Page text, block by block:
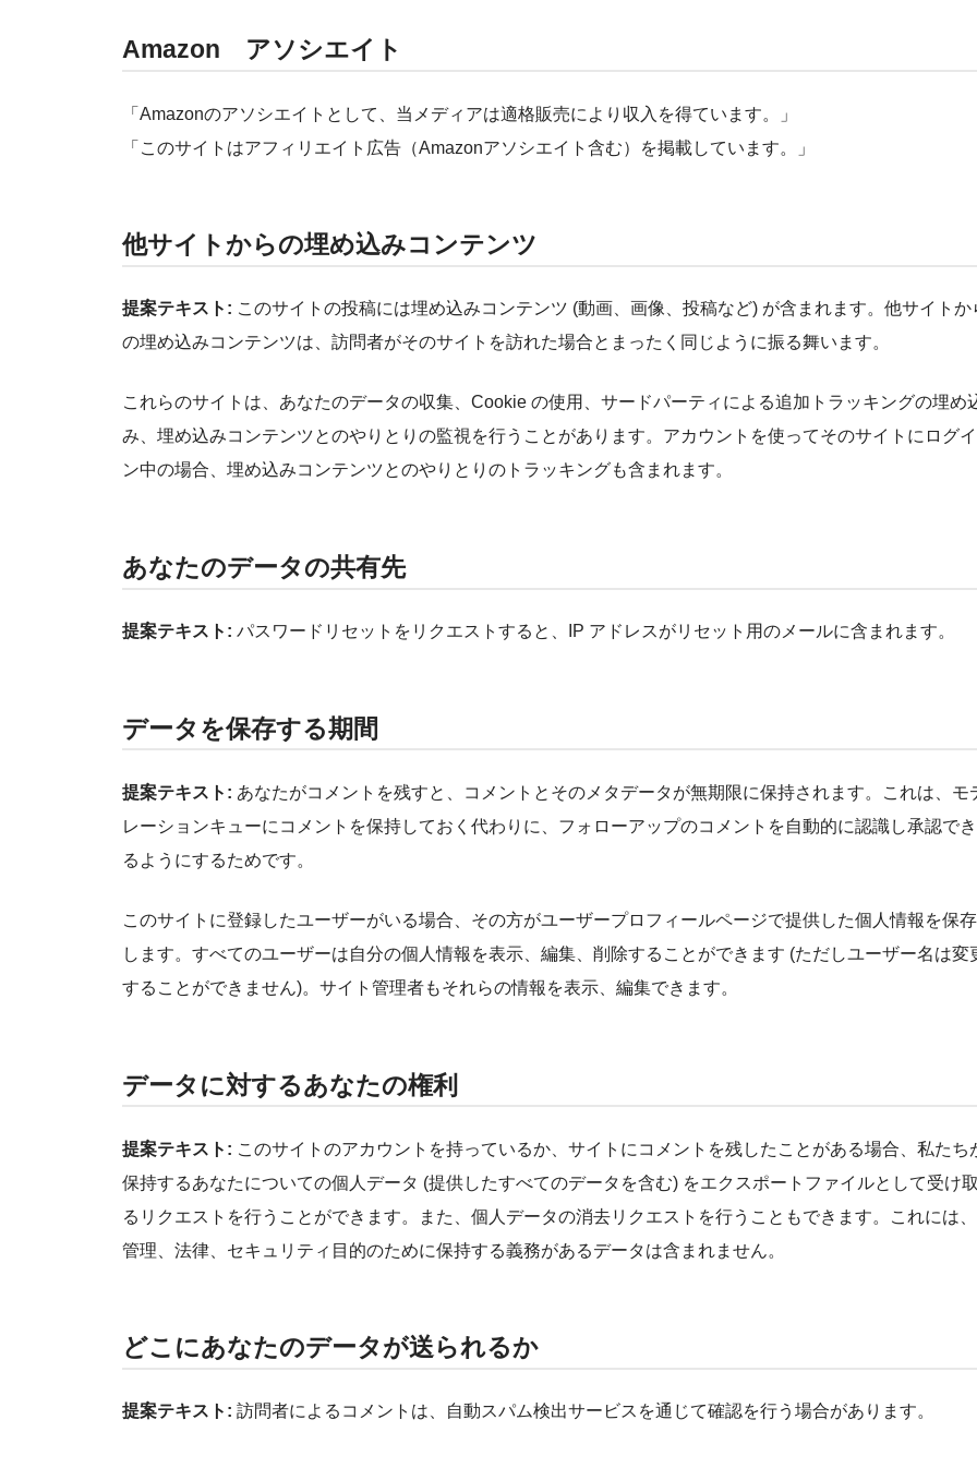
Amazon アソシエイト
「Amazonのアソシエイトとして、当メディアは適格販売により収入を得ています。」
「このサイトはアフィリエイト広告（Amazonアソシエイト含む）を掲載しています。」
他サイトからの埋め込みコンテンツ
提案テキスト: このサイトの投稿には埋め込みコンテンツ (動画、画像、投稿など) が含まれます。他サイトか
の埋め込みコンテンツは、訪問者がそのサイトを訪れた場合とまったく同じように振る舞います。
これらのサイトは、あなたのデータの収集、Cookie の使用、サードパーティによる追加トラッキングの埋め
み、埋め込みコンテンツとのやりとりの監視を行うことがあります。アカウントを使ってそのサイトにログイ
ン中の場合、埋め込みコンテンツとのやりとりのトラッキングも含まれます。
あなたのデータの共有先
提案テキスト: パスワードリセットをリクエストすると、IP アドレスがリセット用のメールに含まれます。
データを保存する期間
提案テキスト: あなたがコメントを残すと、コメントとそのメタデータが無期限に保持されます。これは、モ
レーションキューにコメントを保持しておく代わりに、フォローアップのコメントを自動的に認識し承認でき
るようにするためです。
このサイトに登録したユーザーがいる場合、その方がユーザープロフィールページで提供した個人情報を保存
します。すべてのユーザーは自分の個人情報を表示、編集、削除することができます (ただしユーザー名は変
することができません)。サイト管理者もそれらの情報を表示、編集できます。
データに対するあなたの権利
提案テキスト: このサイトのアカウントを持っているか、サイトにコメントを残したことがある場合、私たち
保持するあなたについての個人データ (提供したすべてのデータを含む) をエクスポートファイルとして受け
るリクエストを行うことができます。また、個人データの消去リクエストを行うこともできます。これには、
管理、法律、セキュリティ目的のために保持する義務があるデータは含まれません。
どこにあなたのデータが送られるか
提案テキスト: 訪問者によるコメントは、自動スパム検出サービスを通じて確認を行う場合があります。